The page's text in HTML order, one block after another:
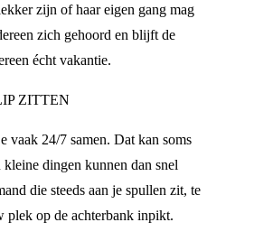
zijn of haar eigen gang mag
zich gehoord en blijft de
écht vakantie.
ZITTEN
vaak 24/7 samen. Dat kan soms
kleine dingen kunnen dan snel
die steeds aan je spullen zit, te
plek op de achterbank inpikt.